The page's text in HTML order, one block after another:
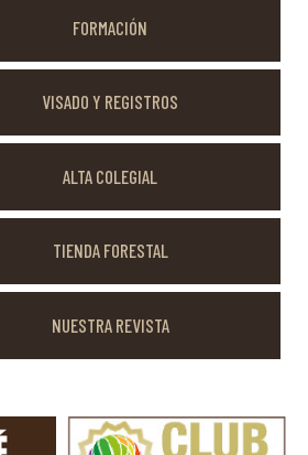
FORMACIÓN
VISADO Y REGISTROS
ALTA COLEGIAL
TIENDA FORESTAL
NUESTRA REVISTA